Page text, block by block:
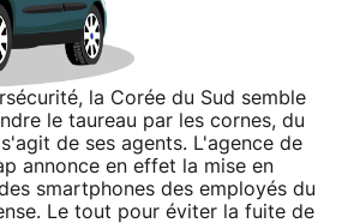
la Corée du Sud semble
le taureau par les cornes, du
de ses agents. L'agence de
annonce en effet la mise en
smartphones des employés du
Le tout pour éviter la fuite de